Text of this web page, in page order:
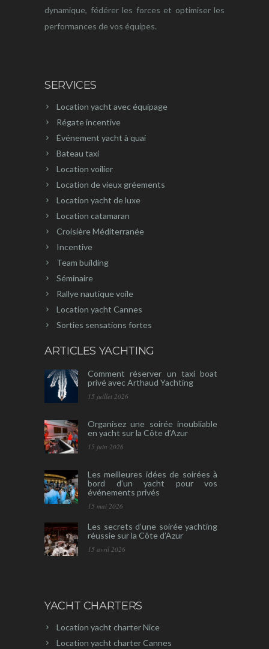
dynamique, fédérer les forces et optimiser les
performances de vos équipes.
SERVICES
Location yacht avec équipage
Régate incentive
Événement yacht à quai
Bateau taxi
Location voilier
Location de vieux gréements
Location yacht de luxe
Location catamaran
Croisière Méditerranée
Incentive
Team building
Séminaire
Rallye nautique voile
Location yacht Cannes
Sorties sensations fortes
ARTICLES YACHTING
Comment réserver un taxi boat
privé avec Arthaud Yachting
15 juillet 2026
Organisez une soirée inoubliable
en yacht sur la Côte d’Azur
15 juin 2026
Les meilleures idées de soirées à
bord d’un yacht pour vos
événements privés
15 mai 2026
Les secrets d’une soirée yachting
réussie sur la Côte d’Azur
15 avril 2026
YACHT CHARTERS
Location yacht charter Nice
Location yacht charter Cannes